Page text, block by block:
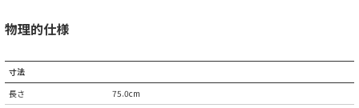
物理的仕様
寸法
長さ
75.0cm